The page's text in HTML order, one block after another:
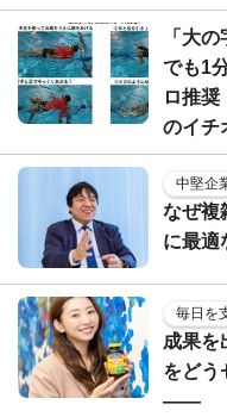
「大
でも1
ロ推
のイチ
中堅企
なぜ複
に最適
毎日を
成果を
をどう
——